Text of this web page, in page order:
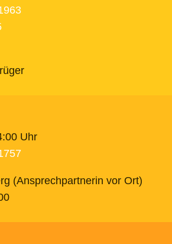
Uhr
(Ansprechpartnerin vor Ort)